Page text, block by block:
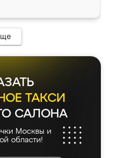
ТАКСИ
САЛОНА
Москвы и
области!